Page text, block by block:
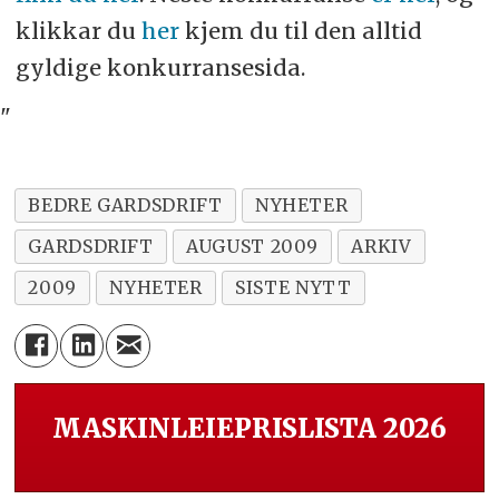
klikkar du herkjem du til den alltid
gyldige konkurransesida.
"
BEDRE GARDSDRIFT
NYHETER
GARDSDRIFT
AUGUST 2009
ARKIV
2009
NYHETER SISTE NYTT
MASKINLEIEPRISLISTA 2026